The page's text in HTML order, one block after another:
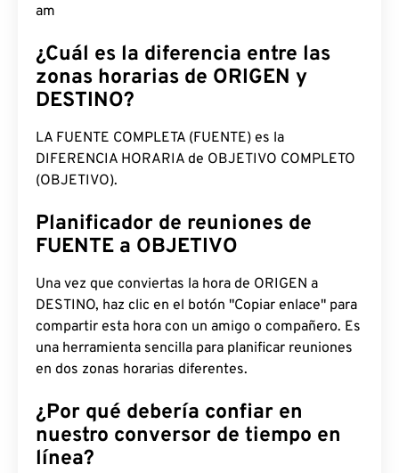
am
¿Cuál es la diferencia entre las
zonas horarias de ORIGEN y
DESTINO?
LA FUENTE COMPLETA (FUENTE) es la
DIFERENCIA HORARIA de OBJETIVO COMPLETO
(OBJETIVO).
Planificador de reuniones de
FUENTE a OBJETIVO
Una vez que conviertas la hora de ORIGEN a
DESTINO, haz clic en el botón "Copiar enlace" para
compartir esta hora con un amigo o compañero. Es
una herramienta sencilla para planificar reuniones
en dos zonas horarias diferentes.
¿Por qué debería confiar en
nuestro conversor de tiempo en
línea?